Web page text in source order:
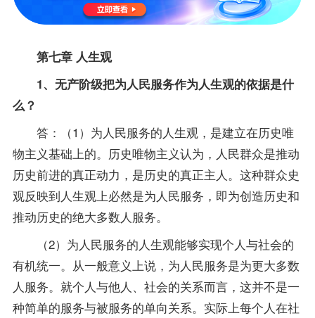
第七章 人生观
1、无产阶级把为人民服务作为人生观的依据是什
么？
答：（1）为人民服务的人生观，是建立在历史唯
物主义基础上的。历史唯物主义认为，人民群众是推动
历史前进的真正动力，是历史的真正主人。这种群众史
观反映到人生观上必然是为人民服务，即为创造历史和
推动历史的绝大多数人服务。
（2）为人民服务的人生观能够实现个人与社会的
有机统一。从一般意义上说，为人民服务是为更大多数
人服务。就个人与他人、社会的关系而言，这并不是一
种简单的服务与被服务的单向关系。实际上每个人在社